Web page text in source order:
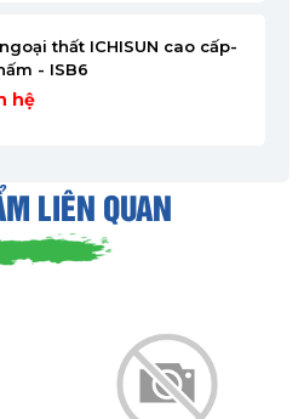
thất ICHISUN cao cấp-
- ISB6
hệ
LIÊN QUAN